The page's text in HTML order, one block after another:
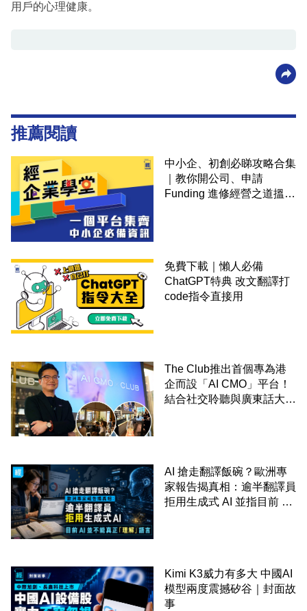
用戶的心理健康。
推薦閱讀
中小企、初創必睇攻略合集
｜教你開公司、申請
Funding 進修經營之道搵大
免費下載｜懶人必備
ChatGPT特典 改文翻譯打
code指令直接用
The Club推出首個專為港
企而設「AI CMO」平台！
結合社交聆聽與廣東話大模
AI 搶走翻譯飯碗？歐洲專
家報告揭真相：逾半翻譯員
拒用生成式 AI 並指目前 AI
Kimi K3威力有多大 中國AI
模型兩度震撼矽谷｜封面故
事